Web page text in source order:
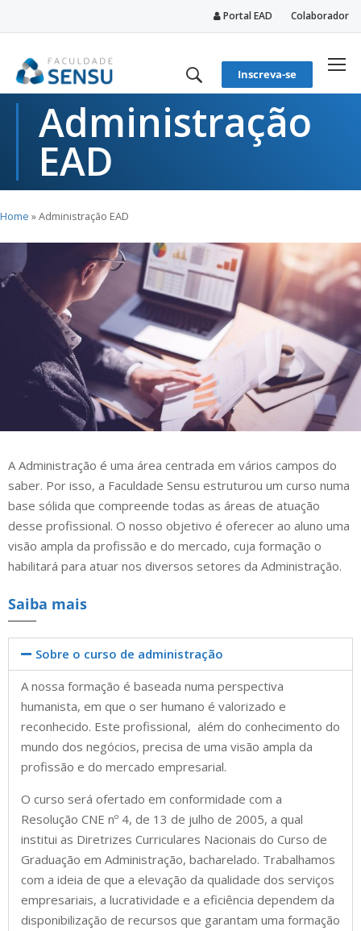
Portal EAD Colaborador
Inscreva-se
Administração
EAD
Home »Administração EAD
A Administração é uma área centrada em vários campos do
saber. Por isso, a Faculdade Sensu estruturou um curso numa
base sólida que compreende todas as áreas de atuação
desse profissional. O nosso objetivo é oferecer ao aluno uma
visão ampla da profissão e do mercado, cuja formação o
habilitará para atuar nos diversos setores da Administração.
Saiba mais
Sobre o curso de administração
A nossa formação é baseada numa perspectiva
humanista, em que o ser humano é valorizado e
reconhecido. Este profissional, além do conhecimento do
mundo dos negócios, precisa de uma visão ampla da
profissão e do mercado empresarial.
O curso será ofertado em conformidade com a
Resolução CNE nº 4, de 13 de julho de 2005, a qual
institui as Diretrizes Curriculares Nacionais do Curso de
Graduação em Administração, bacharelado. Trabalhamos
com a ideia de que a elevação da qualidade dos serviços
empresariais, a lucratividade e a eficiência dependem da
disponibilização de recursos que garantam uma formação